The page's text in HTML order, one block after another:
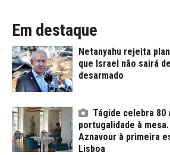
Em destaque
Netanyahu rejeita
que Israel não sairá
desarmado
Tágide celebra 80
portugalidade à
Aznavour à primeira
Lisboa